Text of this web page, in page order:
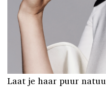
Laat je haar puur